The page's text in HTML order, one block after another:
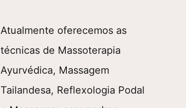
Atualmente oferecemos as
técnicas de Massoterapia
Ayurvédica, Massagem
Tailandesa, Reflexologia Podal